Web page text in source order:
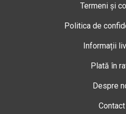
Termeni și
Politica de
Informații
Plată în
Despre
Contact